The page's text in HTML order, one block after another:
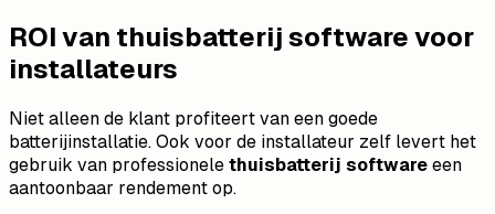
ROI van thuisbatterij software voor
installateurs
Niet alleen de klant profiteert van een goede
batterijinstallatie. Ook voor de installateur zelf levert het
gebruik van professionele thuisbatterij software een
aantoonbaar rendement op.